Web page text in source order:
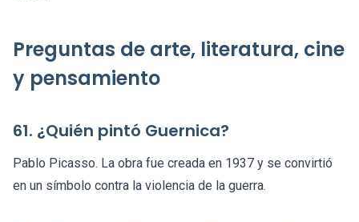
Preguntas de arte, literatura, cine
y pensamiento
61. ¿Quién pintó Guernica?
Pablo Picasso. La obra fue creada en 1937 y se convirtió
en un símbolo contra la violencia de la guerra.